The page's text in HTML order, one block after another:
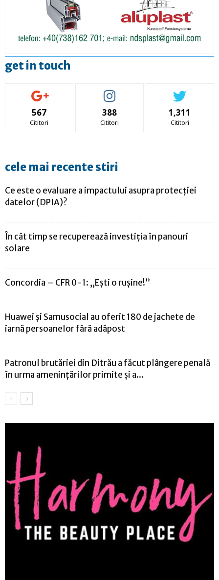
get in touch
567
Cititori
388
Cititori
1,311
Cititori
cele mai recente stiri
Ce este o evaluare a impactului asupra protecției
datelor (DPIA)?
În cât timp se recuperează investiția în panouri
solare
Concordia – CFR 0-1: „Ești o rușine!”
Huawei și Samusocial au oferit 180 de jachete de
iarnă persoanelor fără adăpost
Patronul brutăriei din Ditrău a făcut plângere penală
în urma amenințărilor primite și a...